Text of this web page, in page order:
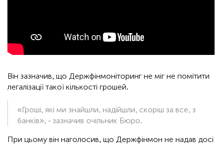
Він зазначив, що Держфінмоніторинг не міг не помітити
легалізації такої кількості грошей.
«Гроші, які ми знайшли, надійшли, скоріш за все, з
банків», - зазначив очільник Бюро.
При цьому він наголосив, що Держфінмон не надав досі